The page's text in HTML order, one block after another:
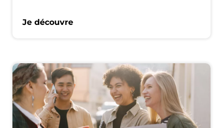
Je découvre